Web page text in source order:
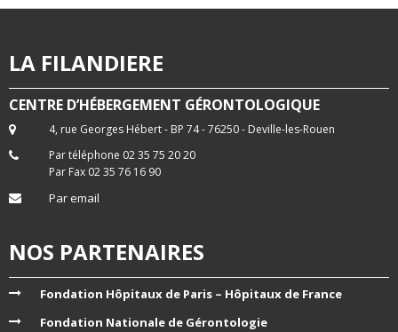
LA FILANDIERE
CENTRE D’HÉBERGEMENT GÉRONTOLOGIQUE
4, rue Georges Hébert - BP 74 - 76250 - Deville-les-Rouen
Par téléphone 02 35 75 20 20
Par Fax 02 35 76 16 90
Par email
NOS PARTENAIRES
Fondation Hôpitaux de Paris – Hôpitaux de France
Fondation Nationale de Gérontologie